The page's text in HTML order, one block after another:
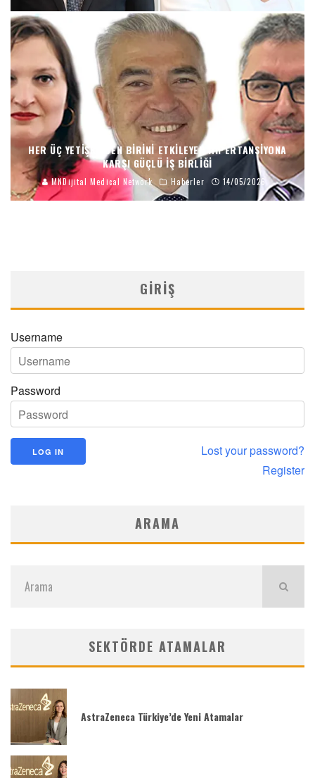
HER ÜÇ YETIŞKINDEN BIRINI ETKILEYEN HIPERTANSIYONA
KARŞI GÜÇLÜ İŞ BIRLIĞI
MNDijital Medical Network Haberler 14/05/2026
GIRIŞ
Username
Password
Lost your password?
Register
ARAMA
SEKTÖRDE ATAMALAR
AstraZeneca Türkiye’de Yeni Atamalar